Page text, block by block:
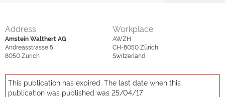
Address
Amstein Walthert AG
Andreasstrasse 5
8050Zürich
Workplace
AWZH
CH-8050Zürich
Switzerland
This publication has expired. The last date when this
publication was published was 25/04/17.